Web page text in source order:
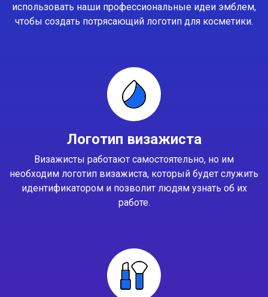
использовать наши профессиональные идеи эмблем,
чтобы создать потрясающий логотип для косметики.
Логотип визажиста
Визажисты работают самостоятельно, но им
необходим логотип визажиста, который будет служить
идентификатором и позволит людям узнать об их
работе.